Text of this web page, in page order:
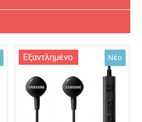
Νέο
Εξαντλημένο